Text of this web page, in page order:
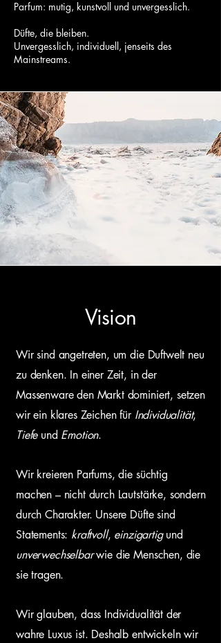
Parfum: mutig, kunstvoll und unvergesslich.
Düfte, die bleiben.
Unvergesslich, individuell, jenseits des
Mainstreams.
Vision
Wir sind angetreten, um die Duftwelt neu
zu denken. In einer Zeit, in der
Massenware den Markt dominiert, setzen
wir ein klares Zeichen für Individualität,
Tiefe und Emotion.
Wir kreieren Parfums, die süchtig
machen – nicht durch Lautstärke, sondern
durch Charakter. Unsere Düfte sind
Statements: kraftvoll, einzigartigund
unverwechselbarwie die Menschen, die
sie tragen.
Wir glauben, dass Individualität der
wahre Luxus ist. Deshalb entwickeln wir